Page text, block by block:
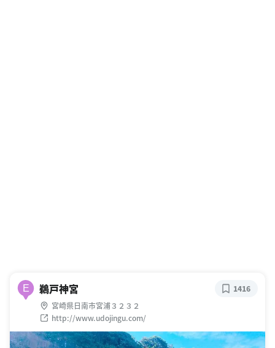
E 鵜戸神宮
宮崎県日南市宮浦３２３２
http://www.udojingu.com/
1416